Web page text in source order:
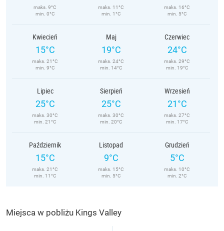
maks. 9°C
min. 0°C
maks. 11°C
min. 1°C
maks. 16°C
min. 5°C
Kwiecień
15°C
maks. 21°C
min. 9°C
Maj
19°C
maks. 24°C
min. 14°C
Czerwiec
24°C
maks. 29°C
min. 19°C
Lipiec
25°C
maks. 30°C
min. 21°C
Sierpień
25°C
maks. 30°C
min. 20°C
Wrzesień
21°C
maks. 27°C
min. 17°C
Październik
15°C
maks. 21°C
min. 11°C
Listopad
9°C
maks. 15°C
min. 5°C
Grudzień
5°C
maks. 10°C
min. 2°C
Miejsca w pobliżu Kings Valley